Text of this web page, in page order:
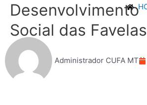
Desenvolvimento
Social das Favelas
Administrador CUFA MT